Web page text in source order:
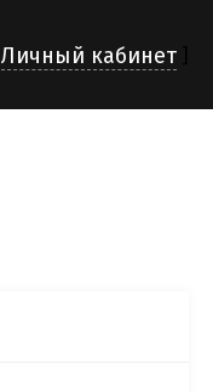
Личный кабинет